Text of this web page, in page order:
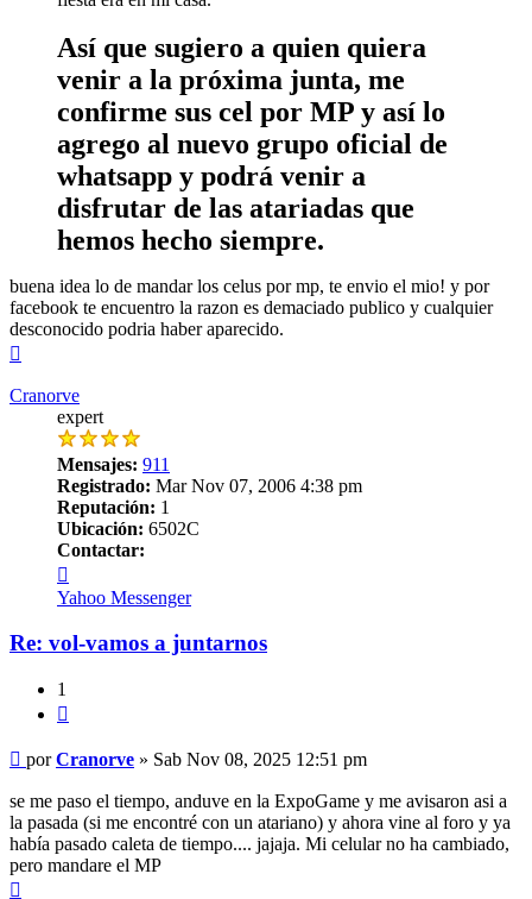
Así que sugiero a quien quiera
venir a la próxima junta, me
confirme sus cel por MP y así lo
agrego al nuevo grupo oficial de
whatsapp y podrá venir a
disfrutar de las atariadas que
hemos hecho siempre.
buena idea lo de mandar los celus por mp, te envio el mio! y por
facebook te encuentro la razon es demaciado publico y cualquier
desconocido podria haber aparecido.
Cranorve
expert
Mensajes: 911
Registrado: Mar Nov 07, 2006 4:38 pm
Reputación: 1
Ubicación: 6502C
Contactar:
Cranorve
Yahoo Messenger
Re: vol-vamos a juntarnos
1
Mensaje
porCranorve » Sab Nov 08, 2025 12:51 pm
se me paso el tiempo, anduve en la ExpoGame y me avisaron asi a
la pasada (si me encontré con un atariano) y ahora vine al foro y ya
había pasado caleta de tiempo.... jajaja. Mi celular no ha cambiado,
pero mandare el MP